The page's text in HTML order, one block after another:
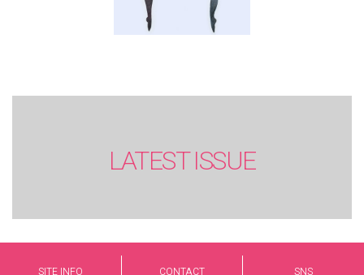
LATEST ISSUE
SITE INFO CONTACT SNS